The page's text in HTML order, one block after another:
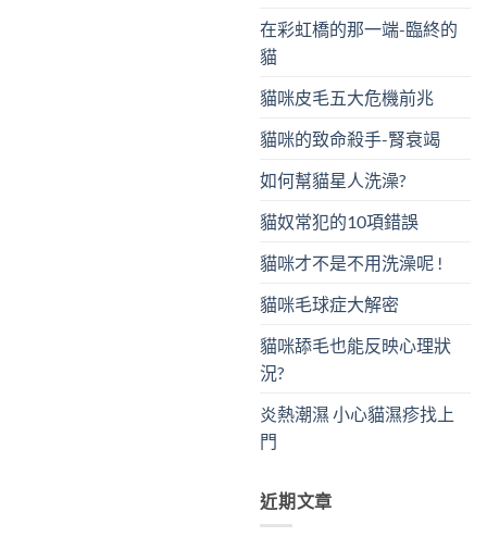
在彩虹橋的那一端-臨終的
貓
貓咪皮毛五大危機前兆
貓咪的致命殺手-腎衰竭
如何幫貓星人洗澡?
貓奴常犯的10項錯誤
貓咪才不是不用洗澡呢 !
貓咪毛球症大解密
貓咪舔毛也能反映心理狀
況?
炎熱潮濕 小心貓濕疹找上
門
近期文章